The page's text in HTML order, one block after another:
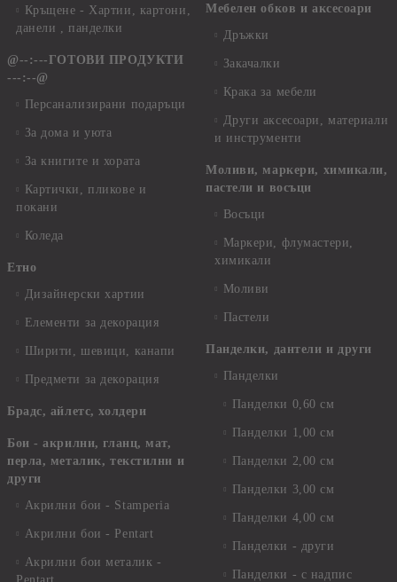
Кръщене - Хартии, картони,
данели , панделки
@--:---ГОТОВИ ПРОДУКТИ
---:--@
Персанализирани подаръци
За дома и уюта
За книгите и хората
Картички, пликове и
покани
Коледа
Етно
Дизайнерски хартии
Елементи за декорация
Ширити, шевици, канапи
Предмети за декорация
Брадс, айлетс, холдери
Бои - акрилни, гланц, мат,
перла, металик, текстилни и
други
Акрилни бои - Stamperia
Акрилни бои - Pentart
Акрилни бои металик -
Мебелен обков и аксесоари
Дръжки
Закачалки
Крака за мебели
Други аксесоари, материали
и инструменти
Моливи, маркери, химикали,
пастели и восъци
Восъци
Маркери, флумастери,
химикали
Моливи
Пастели
Панделки, дантели и други
Панделки
Панделки 0,60 см
Панделки 1,00 см
Панделки 2,00 см
Панделки 3,00 см
Панделки 4,00 см
Панделки - други
Панделки - с надпис